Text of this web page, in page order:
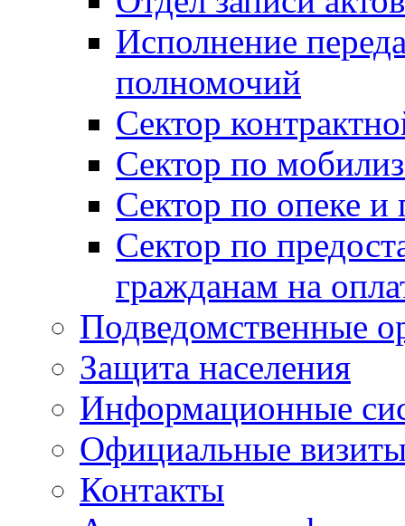
Исполнение
полномочий
Сектор
Сектор по
Сектор по опеке и
Сектор по
гражданам на
Подведомственные
Защита населения
Информационные
Официальные
Контакты